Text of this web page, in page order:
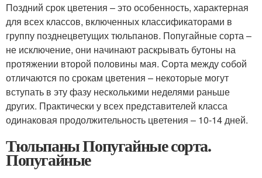
Поздний срок цветения – это особенность, характерная
для всех классов, включенных классификаторами в
группу позднецветущих тюльпанов. Попугайные сорта –
не исключение, они начинают раскрывать бутоны на
протяжении второй половины мая. Сорта между собой
отличаются по срокам цветения – некоторые могут
вступать в эту фазу несколькими неделями раньше
других. Практически у всех представителей класса
одинаковая продолжительность цветения – 10-14 дней.
Тюльпаны Попугайные сорта.
Попугайные